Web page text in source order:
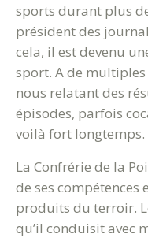
sports durant plus
président des
cela, il est devenu
sport. A de multiples
nous relatant des
épisodes, parfois
voilà fort longtemps.
La Confrérie de la
de ses compétences
produits du terroir.
qu’il conduisit avec